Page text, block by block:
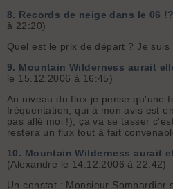
8. Records de neige dans le 06 !?
à 22:20)
Quel est le prix de départ ? Je suis
9. Mountain Wilderness aurait
le 15.12.2006 à 16:45)
Au niveau du flux je pense qu'une
fréquentation, qui à mon avis est
pas allé moi !), ça va se tasser
restera un flux tout à fait
10. Mountain Wilderness aurait
(Alexandre le 14.12.2006 à 22:42)
Un constat : Monsieur Sombardier